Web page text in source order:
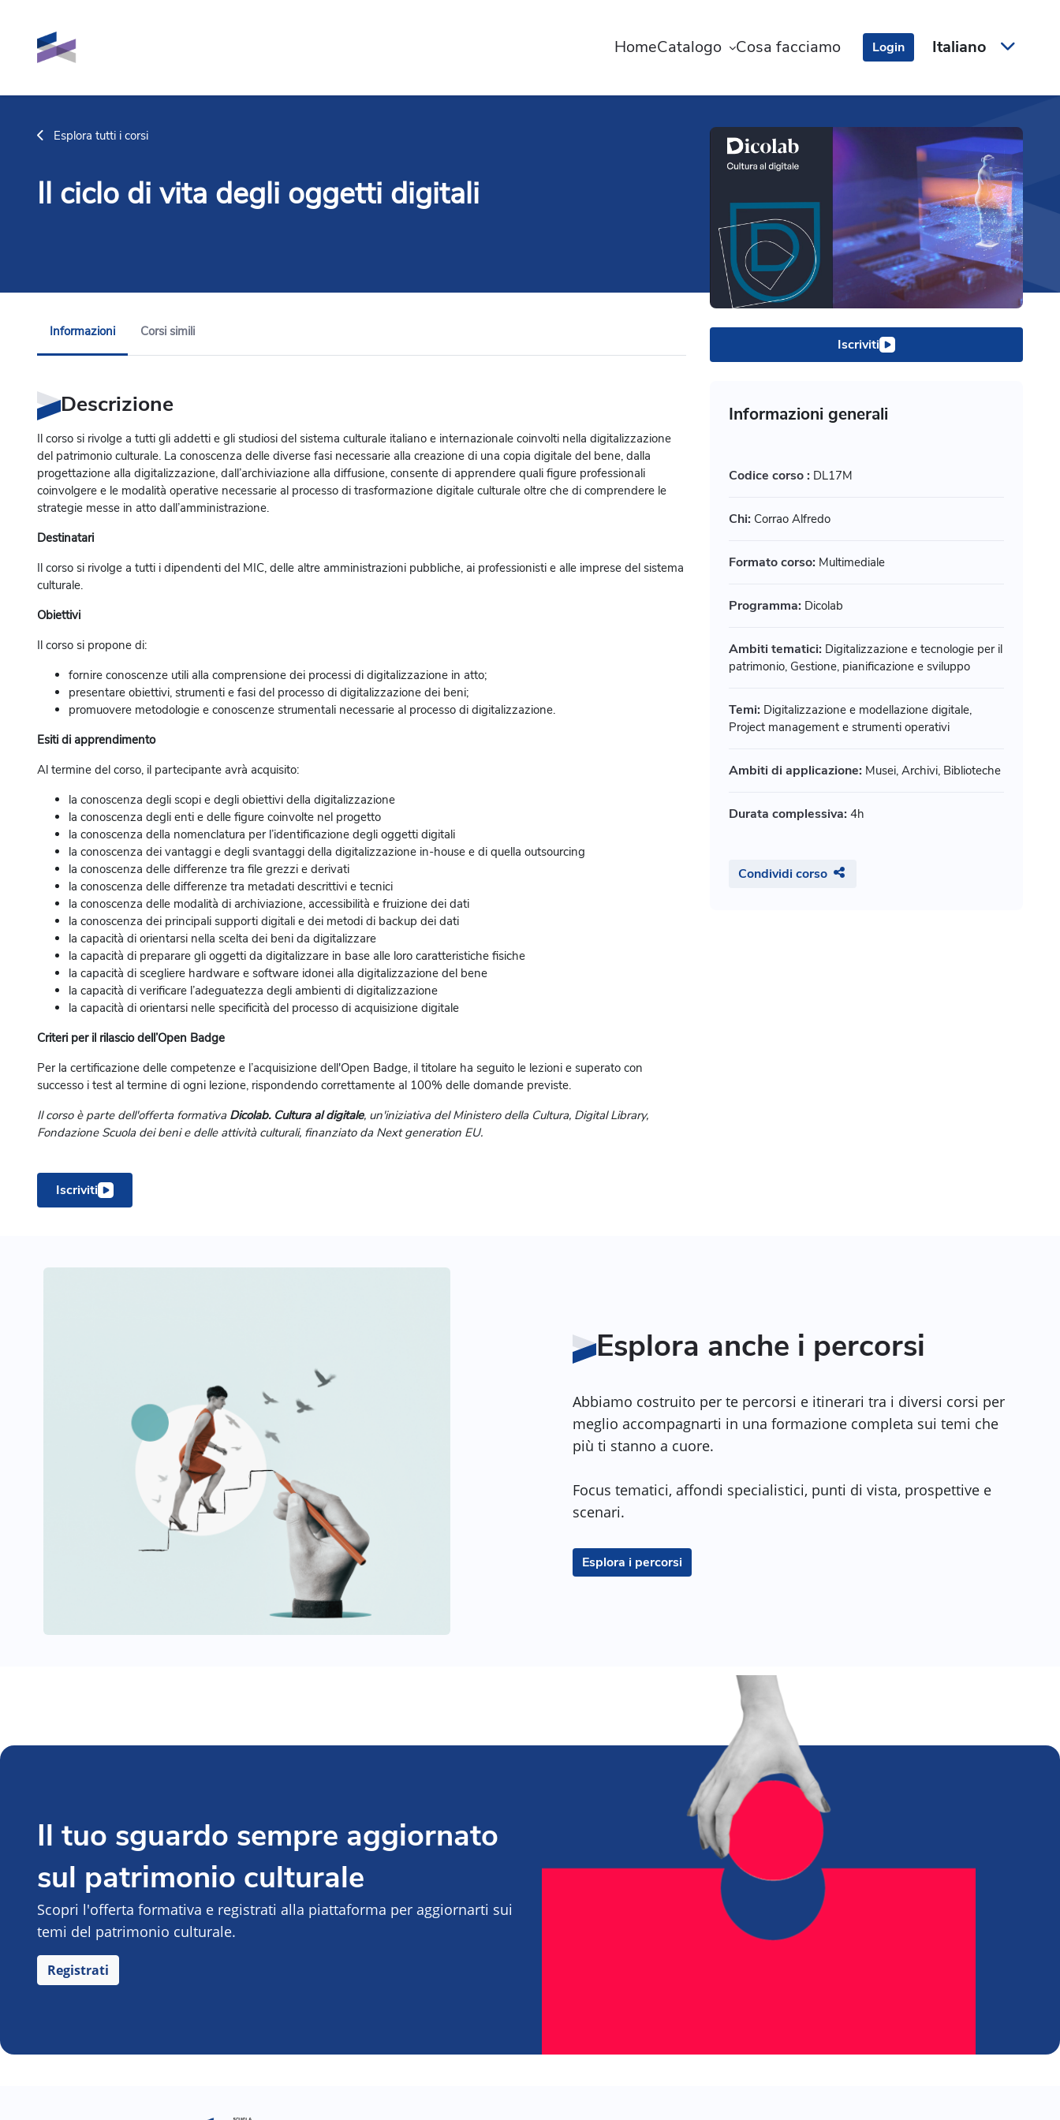
HomeCatalogo Cosa facciamo Login Italiano
Esplora tutti i corsi
Il ciclo di vita degli oggetti digitali
Informazioni Corsi simili
Iscriviti
Descrizione
Il corso si rivolge a tutti gli addetti e gli studiosi del sistema culturale italiano e internazionale coinvolti nella digitalizzazione
del patrimonio culturale. La conoscenza delle diverse fasi necessarie alla creazione di una copia digitale del bene, dalla
progettazione alla digitalizzazione, dall’archiviazione alla diffusione, consente di apprendere quali figure professionali
coinvolgere e le modalità operative necessarie al processo di trasformazione digitale culturale oltre che di comprendere le
strategie messe in atto dall’amministrazione.
Destinatari
Il corso si rivolge a tutti i dipendenti del MIC, delle altre amministrazioni pubbliche, ai professionisti e alle imprese del sistema
culturale.
Obiettivi
Il corso si propone di:
fornire conoscenze utili alla comprensione dei processi di digitalizzazione in atto;
presentare obiettivi, strumenti e fasi del processo di digitalizzazione dei beni;
promuovere metodologie e conoscenze strumentali necessarie al processo di digitalizzazione.
Esiti di apprendimento
Al termine del corso, il partecipante avrà acquisito:
la conoscenza degli scopi e degli obiettivi della digitalizzazione
la conoscenza degli enti e delle figure coinvolte nel progetto
la conoscenza della nomenclatura per l’identificazione degli oggetti digitali
la conoscenza dei vantaggi e degli svantaggi della digitalizzazione in-house e di quella outsourcing
la conoscenza delle differenze tra file grezzi e derivati
la conoscenza delle differenze tra metadati descrittivi e tecnici
la conoscenza delle modalità di archiviazione, accessibilità e fruizione dei dati
la conoscenza dei principali supporti digitali e dei metodi di backup dei dati
la capacità di orientarsi nella scelta dei beni da digitalizzare
la capacità di preparare gli oggetti da digitalizzare in base alle loro caratteristiche fisiche
la capacità di scegliere hardware e software idonei alla digitalizzazione del bene
la capacità di verificare l’adeguatezza degli ambienti di digitalizzazione
la capacità di orientarsi nelle specificità del processo di acquisizione digitale
Criteri per il rilascio dell’Open Badge
Per la certificazione delle competenze e l’acquisizione dell'Open Badge, il titolare ha seguito le lezioni e superato con
successo i test al termine di ogni lezione, rispondendo correttamente al 100% delle domande previste.
Il corso è parte dell'offerta formativa Dicolab. Cultura al digitale, un'iniziativa del Ministero della Cultura, Digital Library,
Fondazione Scuola dei beni e delle attività culturali, finanziato da Next generation EU.
Iscriviti
Informazioni generali
Codice corso : DL17M
Chi: Corrao Alfredo
Formato corso: Multimediale
Programma: Dicolab
Ambiti tematici: Digitalizzazione e tecnologie per il
patrimonio, Gestione, pianificazione e sviluppo
Temi: Digitalizzazione e modellazione digitale,
Project management e strumenti operativi
Ambiti di applicazione: Musei, Archivi, Biblioteche
Durata complessiva: 4h
Condividi corso
Esplora anche i percorsi
Abbiamo costruito per te percorsi e itinerari tra i diversi corsi per
meglio accompagnarti in una formazione completa sui temi che
più ti stanno a cuore.
Focus tematici, affondi specialistici, punti di vista, prospettive e
scenari.
Esplora i percorsi
Il tuo sguardo sempre aggiornato
sul patrimonio culturale
Scopri l'offerta formativa e registrati alla piattaforma per aggiornarti sui
temi del patrimonio culturale.
Registrati